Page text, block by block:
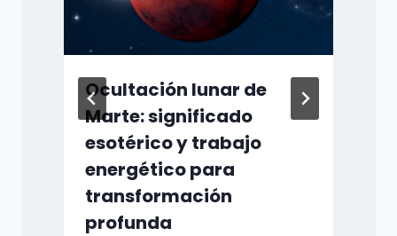
Ocultación lunar de
Marte: significado
esotérico y trabajo
energético para
transformación
profunda